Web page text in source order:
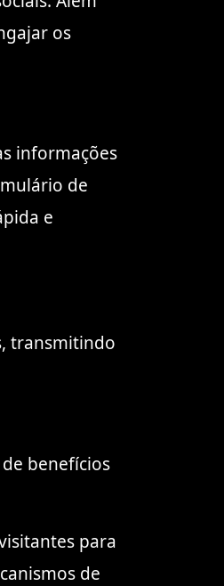
os
informações
de
e
transmitindo
benefícios
para
de